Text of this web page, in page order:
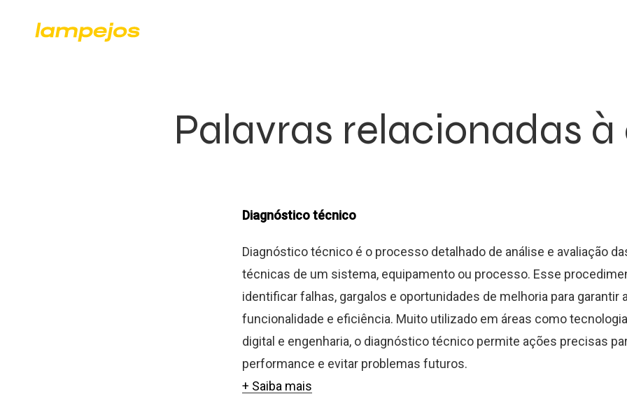
Palavras relacionadas
Diagnóstico técnico
Diagnóstico técnico é o processo detalhado de análise e avaliação
técnicas de um sistema, equipamento ou processo. Esse
identificar falhas, gargalos e oportunidades de melhoria para garantir
funcionalidade e eficiência. Muito utilizado em áreas como
digital e engenharia, o diagnóstico técnico permite ações precisas
performance e evitar problemas futuros.
+ Saiba mais